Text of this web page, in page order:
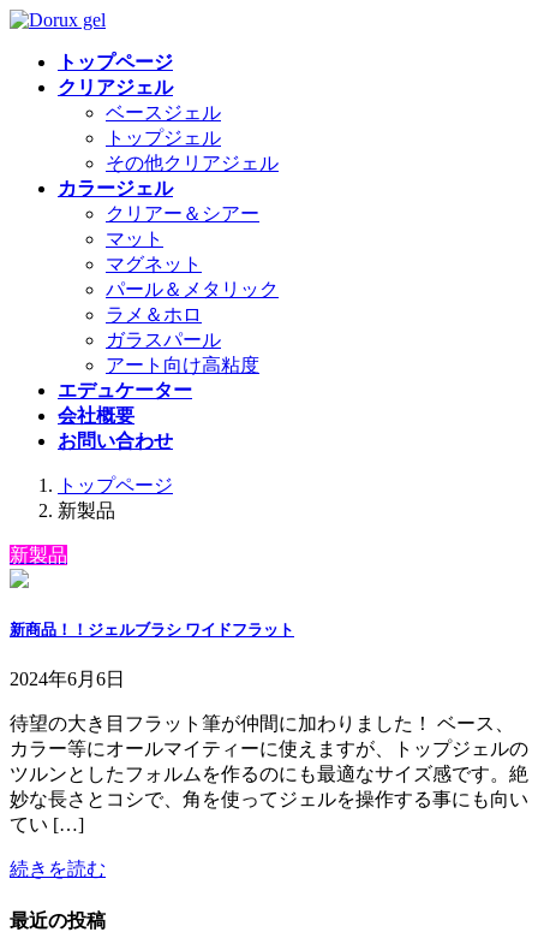
コ
ナ
トップページ
クリアジェル
ベースジェル
トップジェル
その他クリアジェル
カラージェル
クリアー＆シアー
マット
マグネット
パール＆メタリック
ラメ＆ホロ
ガラスパール
アート向け高粘度
エデュケーター
会社概要
お問い合わせ
トップページ
新製品
新製品
新商品！！ジェルブラシ ワイドフラット
2024年6月6日
待望の大き目フラット筆が仲間に加わりました！ ベース、
カラー等にオールマイティーに使えますが、トップジェルの
ツルンとしたフォルムを作るのにも最適なサイズ感です。絶
妙な長さとコシで、角を使ってジェルを操作する事にも向い
てい […]
続きを読む
最近の投稿